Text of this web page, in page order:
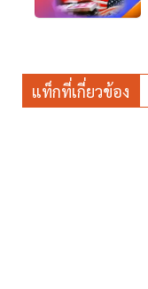
แท็กที่เกี่ยวข้อง